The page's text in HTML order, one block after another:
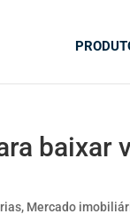
baixar
, Mercado